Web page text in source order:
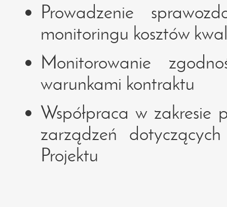
Prowadzenie
monitoringu kosztów
Monitorowanie
warunkami kontraktu
Współpraca w zakresie
zarządzeń